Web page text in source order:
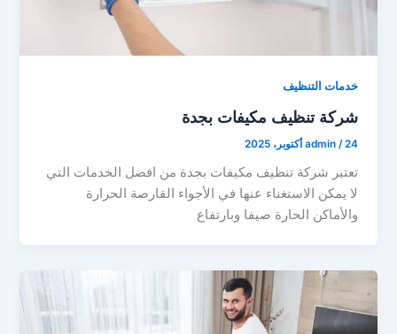
خدمات التنظيف
شركة تنظيف مكيفات بجدة
admin /24 أكتوبر، 2025
تعتبر شركة تنظيف مكيفات بجدة من افضل الخدمات التي
لا يمكن الاستغناء عنها في الأجواء القارصة الحرارة
والأماكن الحارة صيفا وبارتفاع